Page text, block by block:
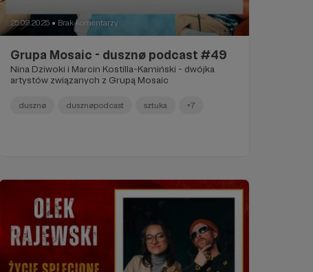
25.09.2025 ● Brak komentarzy
Grupa Mosaic - dusznø podcast #49
Nina Dziwoki i Marcin Kostilla-Kamiński - dwójka
artystów związanych z Grupą Mosaic
dusznø dusznøpodcast sztuka +7